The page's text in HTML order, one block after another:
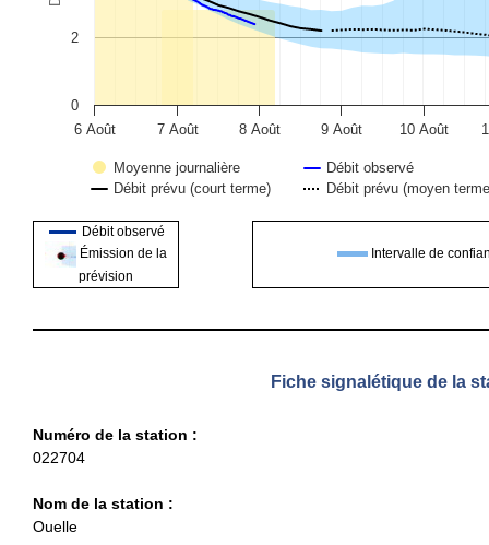
Moyenne journalière
Débit prévu (court terme)
Débit prévu (moyen
Débit observé
6 Août 7 Août 8 Août 9 Août 10 Août
0
2
End of interactive chart.
Débit observé
Émission de la
prévision
Intervalle de
Fiche signalétique de la
Numéro de la station :
022704
Nom de la station :
Ouelle